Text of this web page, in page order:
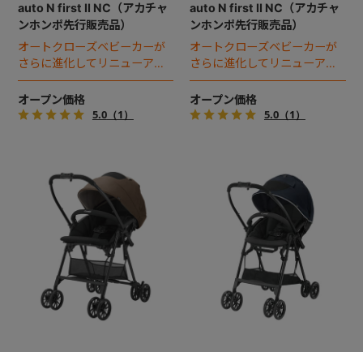
auto N first II NC（アカチャ
ンホンポ先行販売品）
オートクローズベビーカーが
さらに進化してリニューア
ル！
オープン価格
5.0（1）
auto N first II NC（アカチャ
ンホンポ先行販売品）
オートクローズベビーカーが
さらに進化してリニューア
ル！
オープン価格
5.0（1）